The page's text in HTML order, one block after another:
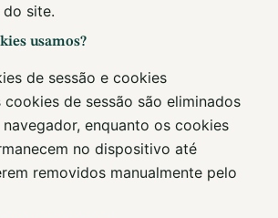
site.
usamos?
de sessão e cookies
cookies de sessão são eliminados
enquanto os cookies
no dispositivo até
removidos manualmente pelo